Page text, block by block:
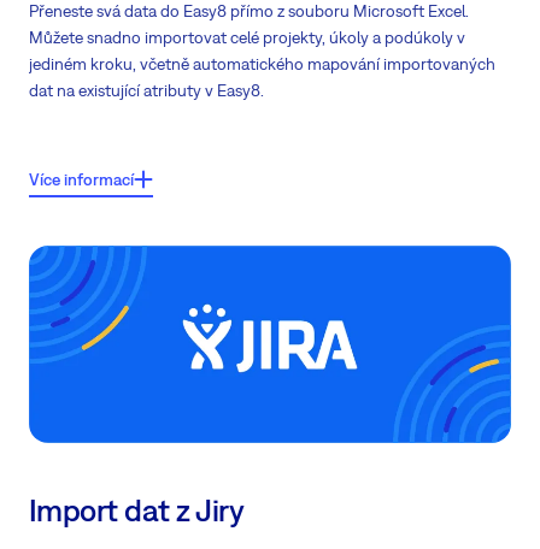
Přeneste svá data do Easy8 přímo z souboru Microsoft Excel.
Můžete snadno importovat celé projekty, úkoly a podúkoly v
jediném kroku, včetně automatického mapování importovaných
dat na existující atributy v Easy8.
Klíčové vlastnosti:
Importovaná pole na úkolech: Projekt, Úkol, Datum splnění, Přiřazený,
Priorita, Stav, Tracker, Popis
Importovaná pole na projektech: Název projektu
na existující atributy v
Více informací
Import dat z Jiry